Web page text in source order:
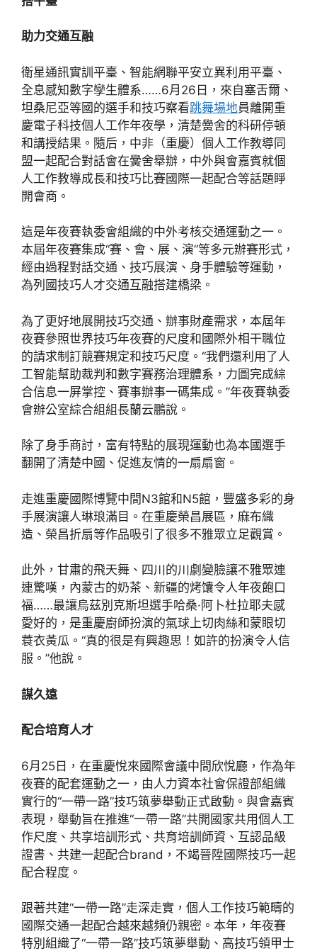
助力交通互融
衛星通訊實訓平臺、智能網聯平安立異利用平臺、
全息感知數字孿生體系……6月26日，來自塞舌爾、
坦桑尼亞等國的選手和技巧察看跳舞場地員離開重
慶電子科技個人工作年夜學，清楚黌舍的科研停頓
和講授結果。隨后，中非（重慶）個人工作教導同
盟一起配合對話會在黌舍舉辦，中外與會嘉賓就個
人工作教導成長和技巧比賽國際一起配合等話題睜
開會商。
這是年夜賽執委會組織的中外考核交通運動之一。
本屆年夜賽集成“賽、會、展、演”等多元辦賽形式，
經由過程對話交通、技巧展演、身手體驗等運動，
為列國技巧人才交通互融搭建橋梁。
為了更好地展開技巧交通、辦事財產需求，本屆年
夜賽參照世界技巧年夜賽的尺度和國際外相干職位
的請求制訂競賽規定和技巧尺度。“我們還利用了人
工智能幫助裁判和數字賽務治理體系，力圖完成綜
合信息一屏掌控、賽事辦事一碼集成。”年夜賽執委
會辦公室綜合組組長蘭云鵬說。
除了身手商討，富有特點的展現運動也為本國選手
翻開了清楚中國、促進友情的一扇扇窗。
走進重慶國際博覽中間N3館和N5館，豐盛多彩的身
手展演讓人琳琅滿目。在重慶榮昌展區，麻布織
造、榮昌折扇等作品吸引了很多不雅眾立足觀賞。
此外，甘肅的飛天舞、四川的川劇變臉讓不雅眾連
連驚嘆，內蒙古的奶茶、新疆的烤馕令人年夜飽口
福……最讓烏茲別克斯坦選手哈桑·阿卜杜拉耶夫感
愛好的，是重慶廚師扮演的氣球上切肉絲和蒙眼切
蓑衣黃瓜。“真的很是有興趣思！如許的扮演令人信
服。”他說。
謀久遠
配合培育人才
6月25日，在重慶悅來國際會議中間欣悅廳，作為年
夜賽的配套運動之一，由人力資本社會保證部組織
實行的“一帶一路”技巧筑夢舉動正式啟動。與會嘉賓
表現，舉動旨在推進“一帶一路”共開國家共用個人工
作尺度、共享培訓形式、共育培訓師資、互認品級
證書、共建一起配合brand，不竭晉陞國際技巧一起
配合程度。
跟著共建“一帶一路”走深走實，個人工作技巧範疇的
國際交通一起配合越來越頻仍親密。本年，年夜賽
特別組織了“一帶一路”技巧筑夢舉動、高技巧領甲士